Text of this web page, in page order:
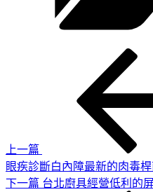
上一篇
眼疾診斷白內障最新的肉毒
下
下一篇 台北廚具經營低利的